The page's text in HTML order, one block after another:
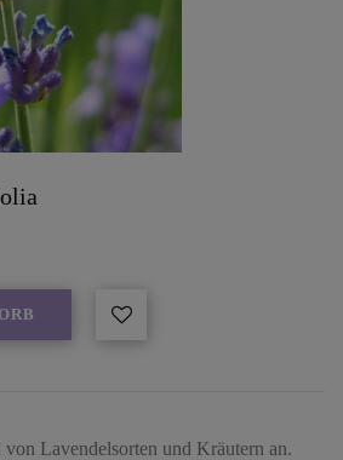
Lavendelsorten und Kräutern an.